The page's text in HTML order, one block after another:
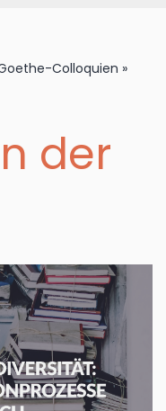
Colloquien »
der